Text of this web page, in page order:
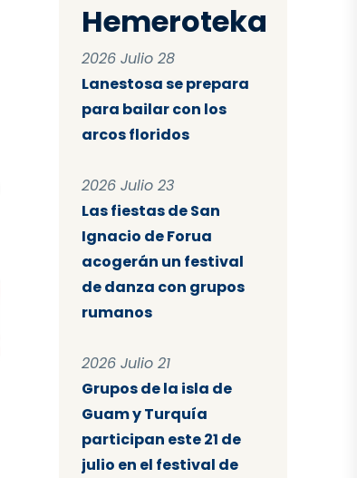
Hemeroteka
2026 Julio 28
Lanestosa se prepara
para bailar con los
arcos floridos
2026 Julio 23
Las fiestas de San
Ignacio de Forua
acogerán un festival
de danza con grupos
rumanos
2026 Julio 21
Grupos de la isla de
Guam y Turquía
participan este 21 de
julio en el festival de